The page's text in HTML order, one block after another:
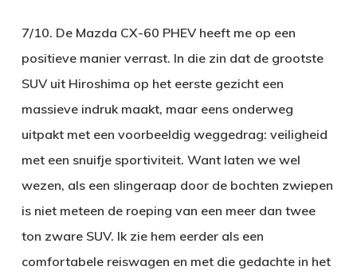
7/10. De Mazda CX-60 PHEV heeft me op een
positieve manier verrast. In die zin dat de grootste
SUV uit Hiroshima op het eerste gezicht een
massieve indruk maakt, maar eens onderweg
uitpakt met een voorbeeldig weggedrag: veiligheid
met een snuifje sportiviteit. Want laten we wel
wezen, als een slingeraap door de bochten zwiepen
is niet meteen de roeping van een meer dan twee
ton zware SUV. Ik zie hem eerder als een
comfortabele reiswagen en met die gedachte in het